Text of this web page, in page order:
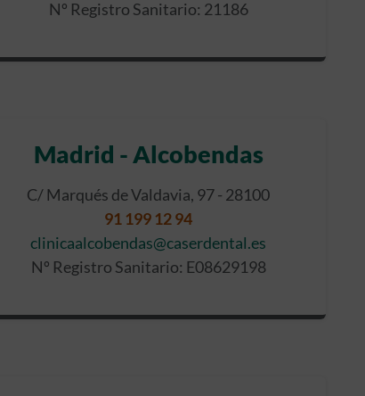
Nº Registro Sanitario: 21186
Madrid - Alcobendas
C/ Marqués de Valdavia, 97 - 28100
91 199 12 94
clinicaalcobendas@caserdental.es
Nº Registro Sanitario: E08629198